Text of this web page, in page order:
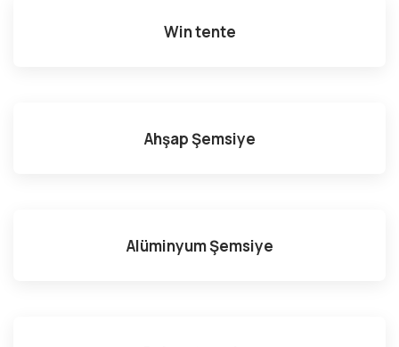
Win tente
Ahşap Şemsiye
Alüminyum Şemsiye